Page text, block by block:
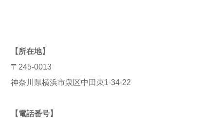
【所在地】
〒245-0013
神奈川県横浜市泉区中田東1-34-22
【電話番号】